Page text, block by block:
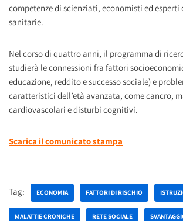
competenze di scienziati, economisti ed
sanitarie.
Nel corso di quattro anni, il programma di
studierà le connessioni fra fattori
educazione, reddito e successo sociale) e
caratteristici dell’età avanzata, come cancro,
cardiovascolari e disturbi cognitivi.
Scarica il comunicato stampa
Tag: ECONOMIA FATTORI DI RISCHIO
MALATTIE CRONICHE RETE SOCIALE